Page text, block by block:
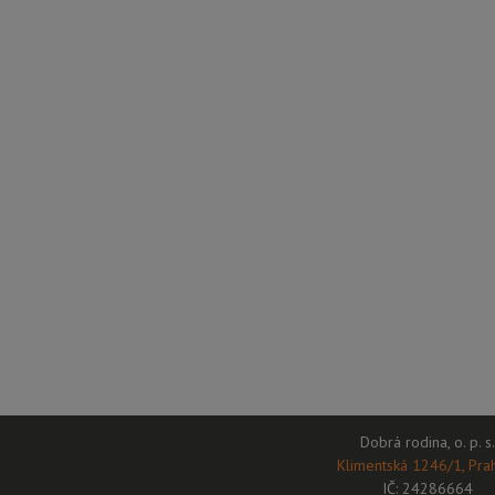
Dobrá rodina, o. p. s.
Klimentská 1246/1,
IČ: 24286664